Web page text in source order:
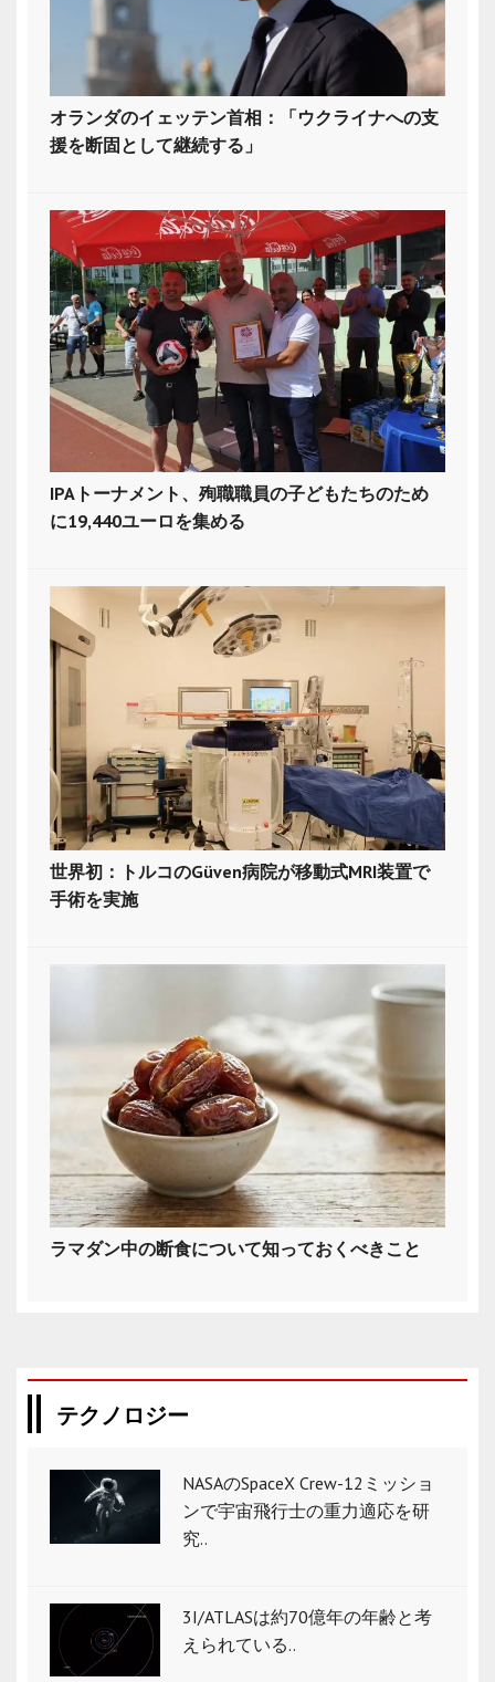
オランダのイェッテン首相：「ウクライナへの支
援を断固として継続する」
IPAトーナメント、殉職職員の子どもたちのため
に19,440ユーロを集める
世界初：トルコのGüven病院が移動式MRI装置で
手術を実施
ラマダン中の断食について知っておくべきこと
テクノロジー
NASAのSpaceX Crew-12ミッショ
ンで宇宙飛行士の重力適応を研
究..
3I/ATLASは約70億年の年齢と考
えられている..